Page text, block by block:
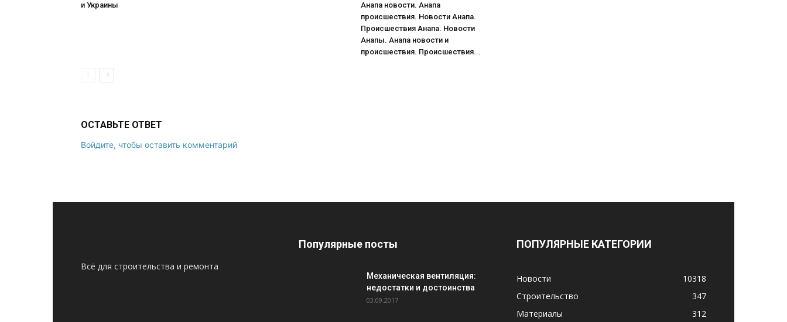
и Украины
Анапа новости. Анапа
происшествия. Новости Анапа.
Происшествия Анапа. Новости
Анапы. Анапа новости и
происшествия. Происшествия...
ОСТАВЬТЕ ОТВЕТ
Войдите, чтобы оставить комментарий
Всё для строительства и ремонта
Популярные посты
Механическая вентиляция:
недостатки и достоинства
03.09.2017
ПОПУЛЯРНЫЕ КАТЕГОРИИ
Новости
10318
Строительство
347
Материалы
312